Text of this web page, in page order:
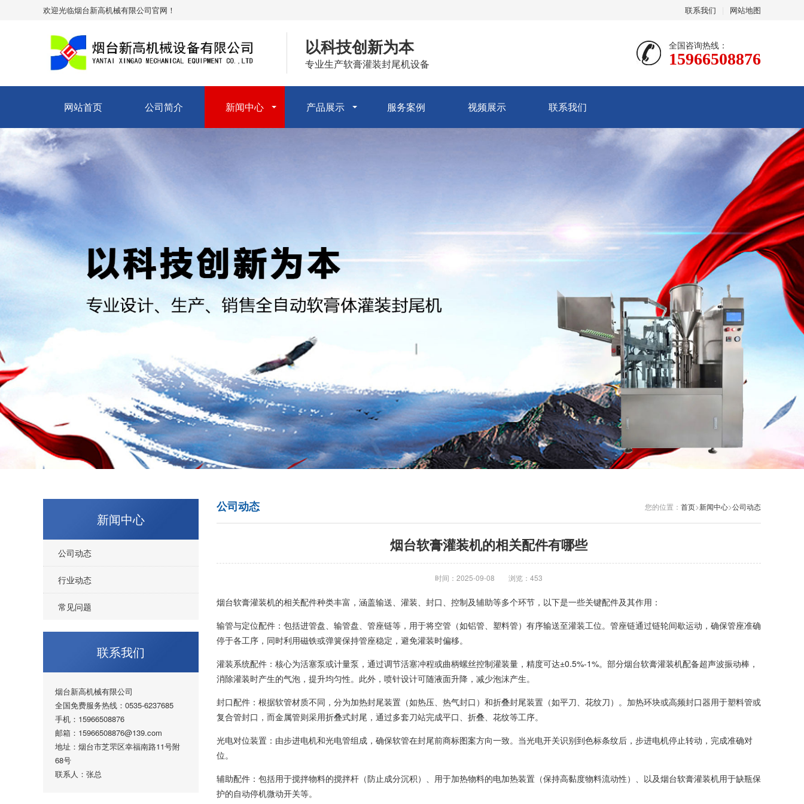
联系我们 网站地图
欢迎光临烟台新高机械有限公司官网！
以科技创新为本
专业生产软膏灌装封尾机设备
全国咨询热线：
15966508876
网站首页 公司简介 新闻中心 产品展示 服务案例 视频展示 联系我们
新闻中心
公司动态
行业动态
常见问题
联系我们
烟台新高机械有限公司
全国免费服务热线：0535-6237685
手机：15966508876
邮箱：15966508876@139.com
地址：烟台市芝罘区幸福南路11号附
68号
联系人：张总
您的位置： 首页>新闻中心>公司动态
公司动态
烟台软膏灌装机的相关配件有哪些
时间：2025-09-08 浏览：453
烟台软膏灌装机的相关配件种类丰富，涵盖输送、灌装、封口、控制及辅助等多个环节，以下是一些关键配件及其作用：
输管与定位配件：包括进管盘、输管盘、管座链等，用于将空管（如铝管、塑料管）有序输送至灌装工位。管座链通过链轮间歇运动，确保管座准确
停于各工序，同时利用磁铁或弹簧保持管座稳定，避免灌装时偏移。
灌装系统配件：核心为活塞泵或计量泵，通过调节活塞冲程或曲柄螺丝控制灌装量，精度可达±0.5%-1%。部分烟台软膏灌装机配备超声波振动棒，
消除灌装时产生的气泡，提升均匀性。此外，喷针设计可随液面升降，减少泡沫产生。
封口配件：根据软管材质不同，分为加热封尾装置（如热压、热气封口）和折叠封尾装置（如平刀、花纹刀）。加热环块或高频封口器用于塑料管或
复合管封口，而金属管则采用折叠式封尾，通过多套刀站完成平口、折叠、花纹等工序。
光电对位装置：由步进电机和光电管组成，确保软管在封尾前商标图案方向一致。当光电开关识别到色标条纹后，步进电机停止转动，完成准确对
位。
辅助配件：包括用于搅拌物料的搅拌杆（防止成分沉积）、用于加热物料的电加热装置（保持高黏度物料流动性）、以及烟台软膏灌装机用于缺瓶保
护的自动停机微动开关等。